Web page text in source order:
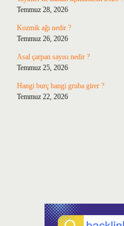
Temmuz 28, 2026
Kozmik ağı nedir ?
Temmuz 26, 2026
Asal çarpan sayısı nedir ?
Temmuz 25, 2026
Hangi burç hangi gruba girer ?
Temmuz 22, 2026